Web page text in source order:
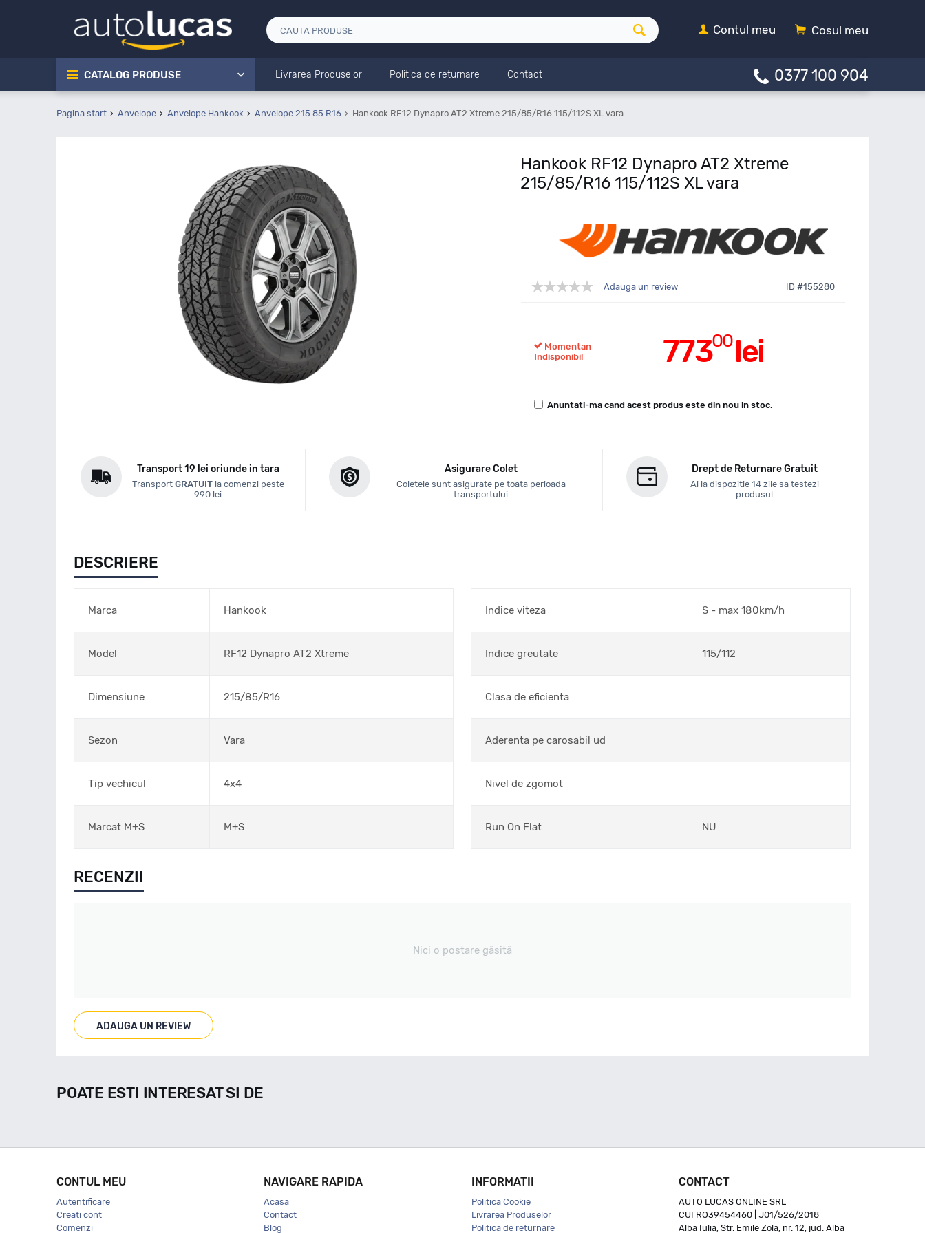
Cosul meu
Contul meu
CATALOG PRODUSE Livrarea Produselor Politica de returnare Contact 0377 100 904
Pagina start Anvelope Anvelope Hankook Anvelope 215 85 R16 Hankook RF12 Dynapro AT2 Xtreme 215/85/R16 115/112S XL vara
Hankook RF12 Dynapro AT2 Xtreme
215/85/R16 115/112S XL vara
Adauga un review ID #155280
77300lei
Momentan
Indisponibil
Anuntati-ma cand acest produs este din nou in stoc.
Transport 19 lei oriunde in tara
Transport GRATUITla comenzi peste
990 lei
Asigurare Colet
Coletele sunt asigurate pe toata perioada
transportului
Drept de Returnare Gratuit
Ai la dispozitie 14 zile sa testezi
produsul
DESCRIERE
Marca Hankook
Model RF12 Dynapro AT2 Xtreme
Dimensiune 215/85/R16
Sezon Vara
Tip vechicul 4x4
Marcat M+S M+S
Indice viteza S - max 180km/h
Indice greutate 115/112
Clasa de eficienta
Aderenta pe carosabil ud
Nivel de zgomot
Run On Flat NU
RECENZII
Nici o postare găsită
ADAUGA UN REVIEW
POATE ESTI INTERESAT SI DE
CONTUL MEU
Autentificare
Creati cont
Comenzi
NAVIGARE RAPIDA
Acasa
Contact
Blog
INFORMATII
Politica Cookie
Livrarea Produselor
Politica de returnare
CONTACT
AUTO LUCAS ONLINE SRL
CUI RO39454460 | J01/526/2018
Alba Iulia, Str. Emile Zola, nr. 12, jud. Alba